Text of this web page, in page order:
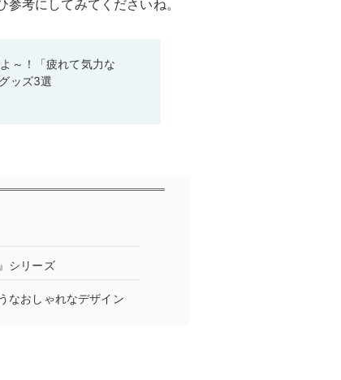
考にしてみてくださいね。
～！「疲れて気力な
ッズ3選
シリーズ
なおしゃれなデザイン